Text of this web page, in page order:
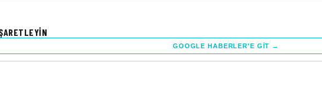
GOOGLE HABERLER'E GIT →